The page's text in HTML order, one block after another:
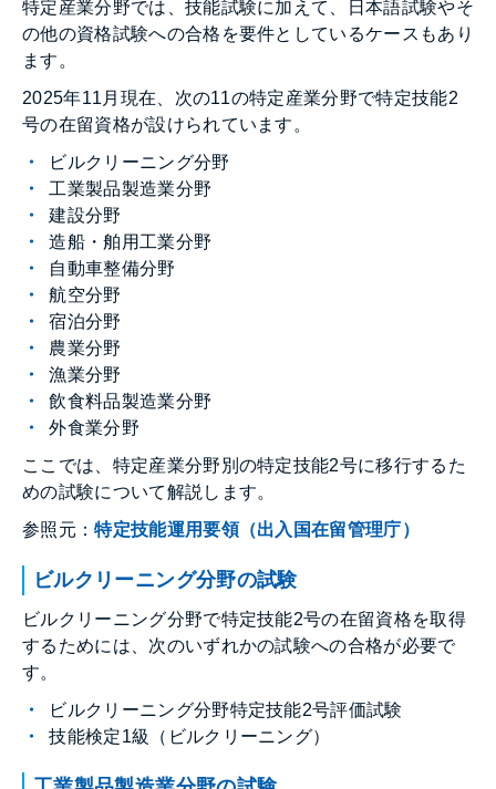
特定産業分野では、技能試験に加えて、日本語試験やそ
の他の資格試験への合格を要件としているケースもあり
ます。
2025年11月現在、次の11の特定産業分野で特定技能2
号の在留資格が設けられています。
ビルクリーニング分野
工業製品製造業分野
建設分野
造船・舶用工業分野
自動車整備分野
航空分野
宿泊分野
農業分野
漁業分野
飲食料品製造業分野
外食業分野
ここでは、特定産業分野別の特定技能2号に移行するた
めの試験について解説します。
参照元：特定技能運用要領（出入国在留管理庁）
ビルクリーニング分野の試験
ビルクリーニング分野で特定技能2号の在留資格を取得
するためには、次のいずれかの試験への合格が必要で
す。
ビルクリーニング分野特定技能2号評価試験
技能検定1級（ビルクリーニング）